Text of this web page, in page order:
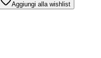
Aggiungi alla wishlist